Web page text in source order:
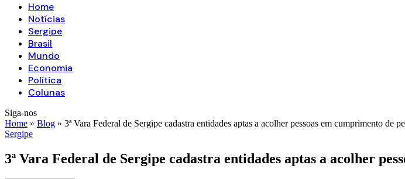
Home
Notícias
Sergipe
Brasil
Mundo
Economia
Política
Colunas
Siga-nos
Home » Blog » 3ª Vara Federal de Sergipe cadastra entidades aptas a acolher pessoas em cumprimento de
Sergipe
3ª Vara Federal de Sergipe cadastra entidades aptas a acolher